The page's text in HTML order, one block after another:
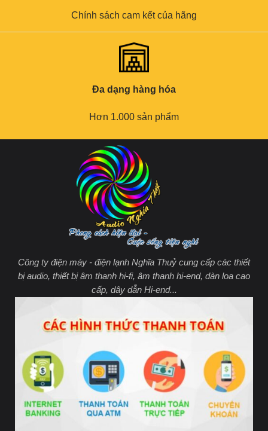
Chính sách cam kết của hãng
Đa dạng hàng hóa
Hơn 1.000 sản phẩm
Công ty điện máy - điện lạnh Nghĩa Thuỷ cung cấp các thiết
bị audio, thiết bị âm thanh hi-fi, âm thanh hi-end, dàn loa cao
cấp, dây dẫn Hi-end...